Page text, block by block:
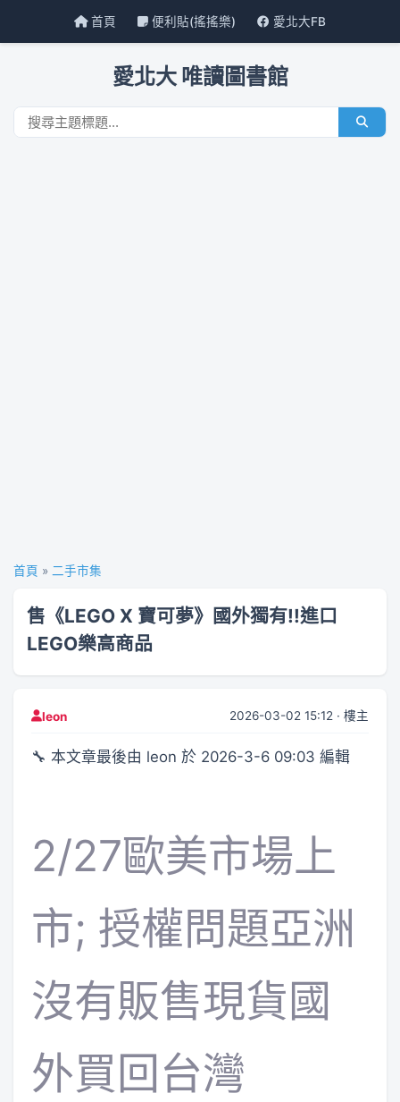
首頁 便利貼(搖搖樂) 愛北大FB
愛北大 唯讀圖書館
首頁 » 二手市集
售《LEGO X 寶可夢》國外獨有!!進口
LEGO樂高商品
leon 2026-03-02 15:12 · 樓主
🔧 本文章最後由 leon 於 2026-3-6 09:03 編輯
2/27歐美市場上
市; 授權問題亞洲
沒有販售現貨國
外買回台灣